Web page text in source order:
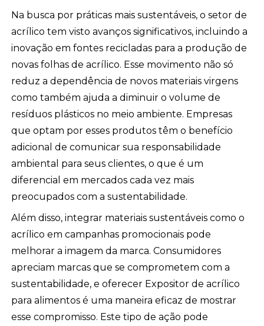
Na busca por práticas mais sustentáveis, o setor de
acrílico tem visto avanços significativos, incluindo a
inovação em fontes recicladas para a produção de
novas folhas de acrílico. Esse movimento não só
reduz a dependência de novos materiais virgens
como também ajuda a diminuir o volume de
resíduos plásticos no meio ambiente. Empresas
que optam por esses produtos têm o benefício
adicional de comunicar sua responsabilidade
ambiental para seus clientes, o que é um
diferencial em mercados cada vez mais
preocupados com a sustentabilidade.
Além disso, integrar materiais sustentáveis como o
acrílico em campanhas promocionais pode
melhorar a imagem da marca. Consumidores
apreciam marcas que se comprometem com a
sustentabilidade, e oferecer Expositor de acrílico
para alimentos é uma maneira eficaz de mostrar
esse compromisso. Este tipo de ação pode